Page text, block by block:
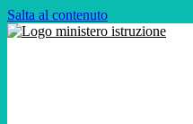
Salta al contenuto